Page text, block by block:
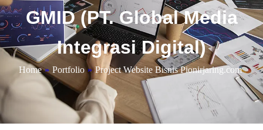
GMID (PT. Global Media
Integrasi Digital)
Home » Portfolio » Project Website Bisnis Pionirjaring.com